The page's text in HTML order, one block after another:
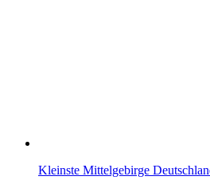
Kleinste Mittelgebirge